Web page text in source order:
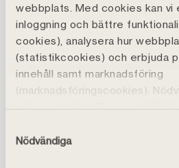
webbplats. Med cookies kan vi
inloggning och bättre
cookies), analysera hur
(statistikcookies) och erbjuda
innehåll samt marknadsföring
(marknadsföringscookies).
inte samtycke. Genom att
statistikcookies vilket är frivilligt.
Nödvändiga
16.00 – After work för kvinnor i
Kvinnonätverket bjuder in till
Biärsjö som driver
Skåne. Anna kommer prata
Torsdag 25 juni